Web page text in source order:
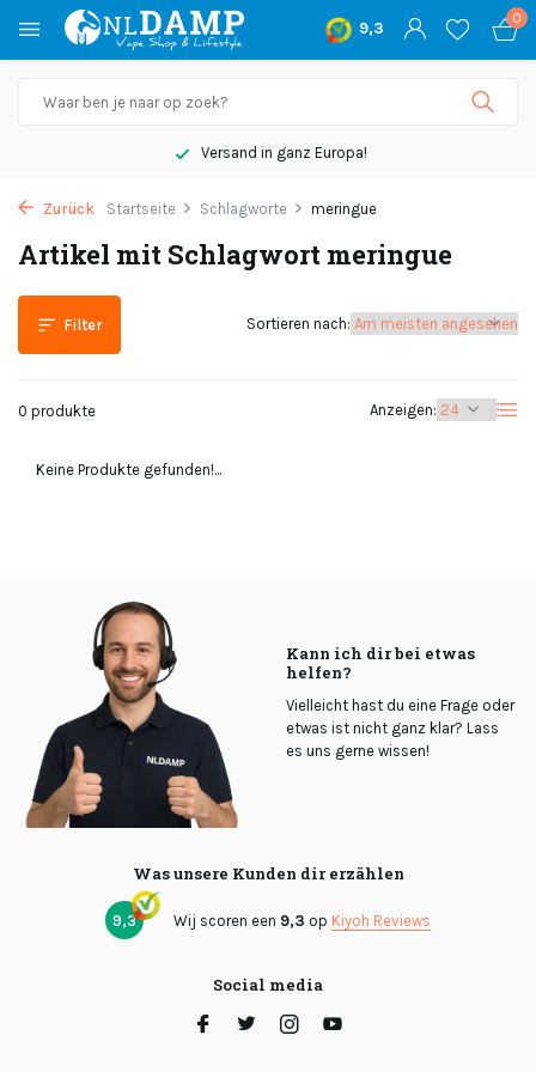
9,3
0
Versand in ganz Europa!
Zurück Startseite Schlagworte meringue
Artikel mit Schlagwort meringue
Filter
0 produkte Anzeigen:
Sortieren nach:
Keine Produkte gefunden!...
Kann ich dir bei etwas
helfen?
Vielleicht hast du eine Frage oder
etwas ist nicht ganz klar? Lass
es uns gerne wissen!
Was unsere Kunden dir erzählen
9,3 Wij scoren een 9,3 op Kiyoh Reviews
Social media